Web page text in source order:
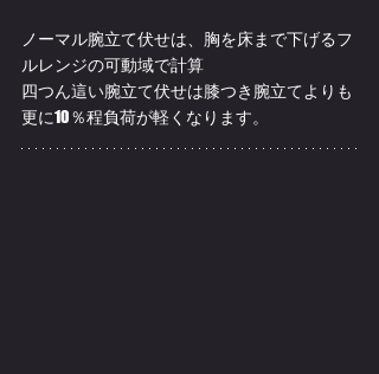
ノーマル腕立て伏せは、胸を床まで下げるフ
ルレンジの可動域で計算
四つん這い腕立て伏せは膝つき腕立てよりも
更に10％程負荷が軽くなります。